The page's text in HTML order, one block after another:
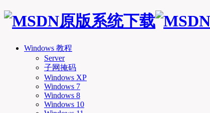
Windows 教程
Server
子网掩码
Windows XP
Windows 7
Windows 8
Windows 10